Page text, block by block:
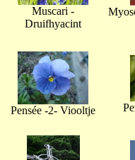
Muscari -
Druifhyacint
Pensée -2- Viooltje